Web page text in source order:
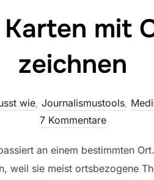
mit
zeichnen
wie, Journalismustools,
7 Kommentare
an einem bestimmten
weil sie meist ortsbezogene